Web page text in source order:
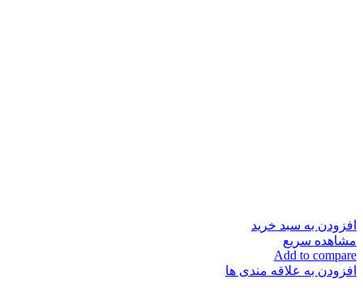
افزودن به سبد خرید
مشاهده سریع
Add to compare
افزودن به علاقه مندی ها